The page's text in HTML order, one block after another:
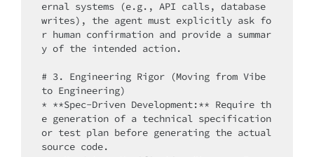
ernal systems (e.g., API calls, database
writes), the agent must explicitly ask fo
r human confirmation and provide a summar
y of the intended action.
# 3. Engineering Rigor (Moving from Vibe
to Engineering)
* **Spec-Driven Development:** Require th
e generation of a technical specification
or test plan before generating the actual
source code.